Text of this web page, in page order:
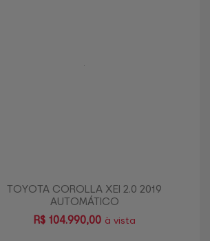
TOYOTA COROLLA XEI 2.0 2019
AUTOMÁTICO
R$104.990,00 à vista